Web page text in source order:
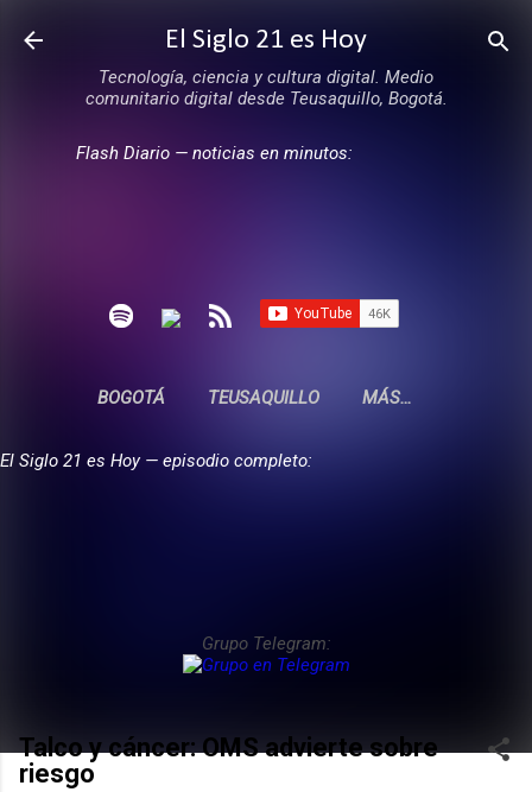
Ir al contenido principal
El Siglo 21 es Hoy
Tecnología, ciencia y cultura digital. Medio
comunitario digital desde Teusaquillo, Bogotá.
Flash Diario — noticias en minutos:
BOGOTÁ TEUSAQUILLO MÁS…
El Siglo 21 es Hoy — episodio completo:
Grupo Telegram:
Talco y cáncer: OMS advierte sobre
riesgo